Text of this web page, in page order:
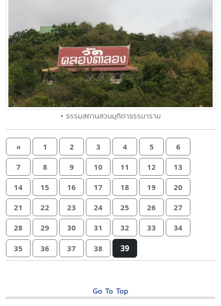
• ธรรมสถานสวนมุทิตาธรรมาราม
« 1 2 3 4 5 6
7 8 9 10 11 12 13
14 15 16 17 18 19 20
21 22 23 24 25 26 27
28 29 30 31 32 33 34
35 36 37 38 39
Go To Top